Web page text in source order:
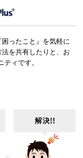
ったこと』を気軽に
を共有したりと、お
ィです。